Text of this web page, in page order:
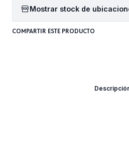
Mostrar stock de
COMPARTIR ESTE PRODUCTO